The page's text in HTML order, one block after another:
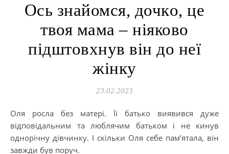
Ось знайомся, дочкo, це
твоя мама – ніяково
підштовхнув він до неї
жінку
23.02.2023
Оля росла без матері. Її батько виявився дуже
відповідальним та люблячим батьком і не кинув
однорічну дівчинку. І скільки Оля себе пам’ятала, він
завжди був поруч.